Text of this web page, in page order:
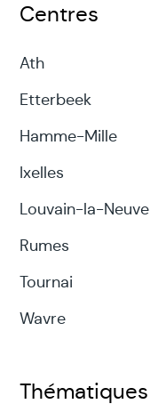
Centres
Ath
Etterbeek
Hamme-Mille
Ixelles
Louvain-la-Neuve
Rumes
Tournai
Wavre
Thématiques